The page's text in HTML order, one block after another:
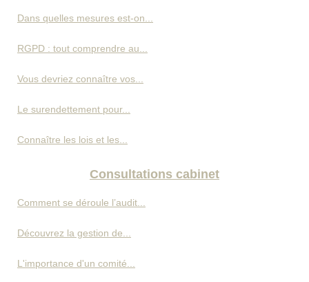
Dans quelles mesures est-on...
RGPD : tout comprendre au...
Vous devriez connaître vos...
Le surendettement pour...
Connaître les lois et les...
Consultations cabinet
Comment se déroule l’audit...
Découvrez la gestion de...
L'importance d'un comité...